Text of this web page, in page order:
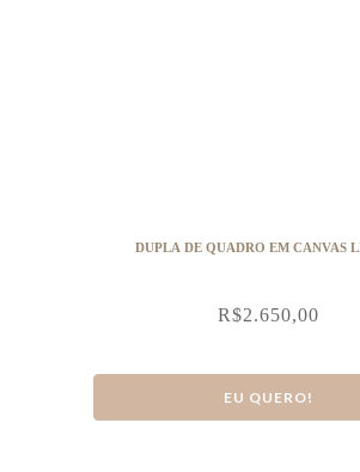
DUPLA DE QUADRO EM CANVAS
R$2.650,00
EU QUERO!